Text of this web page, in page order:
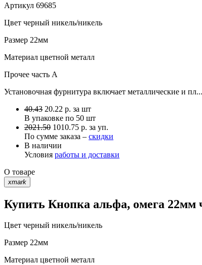
Артикул 69685
Цвет черный никель/никель
Размер 22мм
Материал цветной металл
Прочее часть A
Установочная фурнитура включает металлические и пл...
40.43 20.22 р. за шт
В упаковке по 50 шт
2021.50 1010.75 р. за уп.
По сумме заказа – скидки
В наличии
Условия работы и доставки
О товаре
xmark
Купить Кнопка альфа, омега 22мм
Цвет черный никель/никель
Размер 22мм
Материал цветной металл